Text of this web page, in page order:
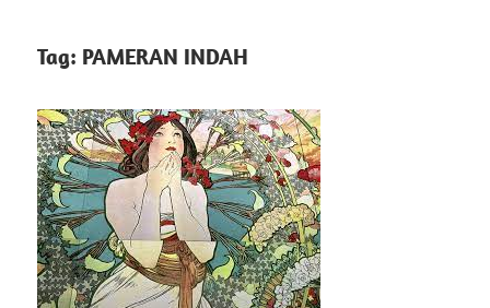
Situs
Festival
Pameran
Kesenian
Prancis
festival
kesenian
di
prancis
mulai
dari
seni,
musik,
Tag: PAMERAN INDAH